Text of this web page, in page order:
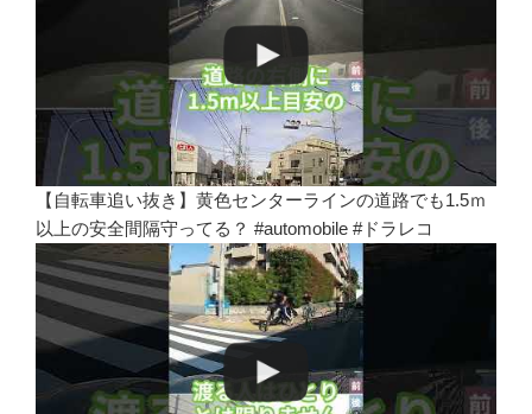
【自転車追い抜き】黄色センターラインの道路でも1.5ｍ
以上の安全間隔守ってる？ #automobile #ドラレコ